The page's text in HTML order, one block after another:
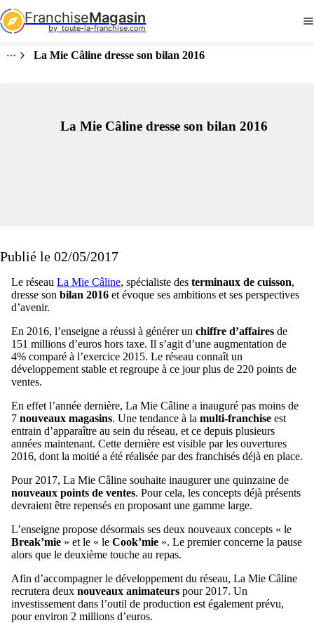
FranchiseMagasin
by  toute-la-franchise.com
La Mie Câline dresse son bilan 2016
La Mie Câline dresse son bilan 2016
Publié le 02/05/2017
Le réseau La Mie Câline, spécialiste des terminaux de cuisson,
dresse son bilan 2016 et évoque ses ambitions et ses perspectives
d’avenir.
En 2016, l’enseigne a réussi à générer un chiffre d’affaires de
151 millions d’euros hors taxe. Il s’agit d’une augmentation de
4% comparé à l’exercice 2015. Le réseau connaît un
développement stable et regroupe à ce jour plus de 220 points de
ventes.
En effet l’année dernière, La Mie Câline a inauguré pas moins de
7 nouveaux magasins. Une tendance à la multi-franchise est
entrain d’apparaître au sein du réseau, et ce depuis plusieurs
années maintenant. Cette dernière est visible par les ouvertures
2016, dont la moitié a été réalisée par des franchisés déjà en place.
Pour 2017, La Mie Câline souhaite inaugurer une quinzaine de
nouveaux points de ventes. Pour cela, les concepts déjà présents
devraient être repensés en proposant une gamme large.
L’enseigne propose désormais ses deux nouveaux concepts « le
Break’mie » et le « le Cook’mie ». Le premier concerne la pause
alors que le deuxième touche au repas.
Afin d’accompagner le développement du réseau, La Mie Câline
recrutera deux nouveaux animateurs pour 2017. Un
investissement dans l’outil de production est également prévu,
pour environ 2 millions d’euros.